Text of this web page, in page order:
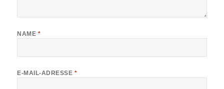
NAME *
E-MAIL-ADRESSE *